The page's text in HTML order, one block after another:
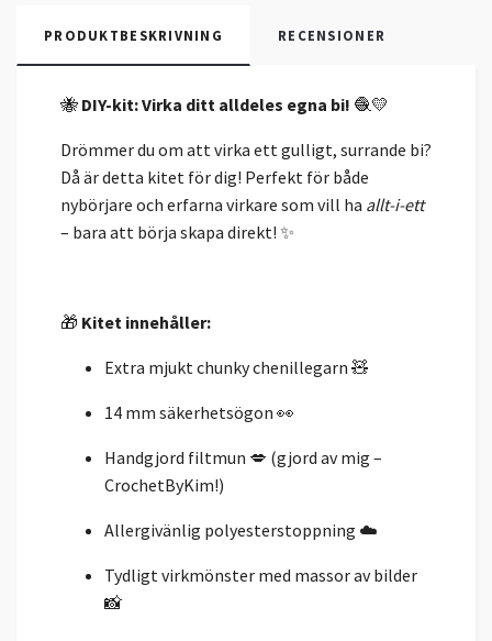
PRODUKTBESKRIVNING RECENSIONER
🐝 DIY-kit: Virka ditt alldeles egna bi! 🧶💛
Drömmer du om att virka ett gulligt, surrande bi?
Då är detta kitet för dig! Perfekt för både
nybörjare och erfarna virkare som vill ha allt-i-ett
– bara att börja skapa direkt! ✨
🎁 Kitet innehåller:
Extra mjukt chunky chenillegarn 🧸
14 mm säkerhetsögon 👀
Handgjord filtmun 💋 (gjord av mig –
CrochetByKim!)
Allergivänlig polyesterstoppning ☁️
Tydligt virkmönster med massor av bilder
📸